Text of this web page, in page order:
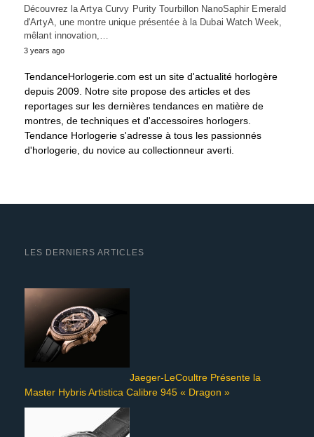
Découvrez la Artya Curvy Purity Tourbillon NanoSaphir Emerald
d'ArtyA, une montre unique présentée à la Dubai Watch Week,
mêlant innovation,…
3 years ago
TendanceHorlogerie.com est un site d'actualité horlogère
depuis 2009. Notre site propose des articles et des
reportages sur les dernières tendances en matière de
montres, de techniques et d'accessoires horlogers.
Tendance Horlogerie s'adresse à tous les passionnés
d'horlogerie, du novice au collectionneur averti.
LES DERNIERS ARTICLES
Jaeger-LeCoultre Présente la
Master Hybris Artistica Calibre 945 « Dragon »